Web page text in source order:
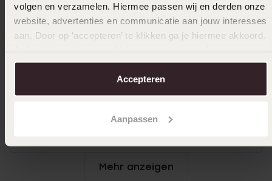
volgen en verzamelen. Hiermee passen wij en derden onze
website, advertenties en communicatie aan jouw interesses
aan. Door op ‘accepteren’ te klikken ga je hiermee akkoord.
over in onscookiebeleid.
Accepteren
Aanpassen
15-11-2025 - Nancy
Mehr anzeigen